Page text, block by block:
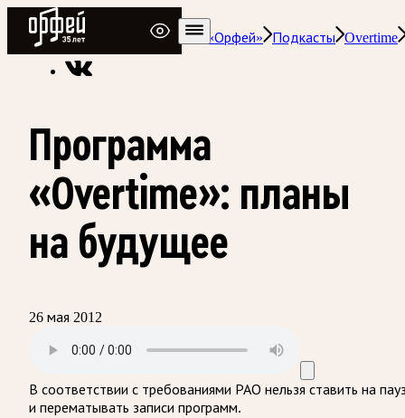
Радио Орфей
Радио классической музыки «Орфей»
Подкасты Overtime
Программа
«Overtime»: планы
на будущее
26 мая 2012
В соответствии с требованиями РАО нельзя ставить на
и перематывать записи программ.